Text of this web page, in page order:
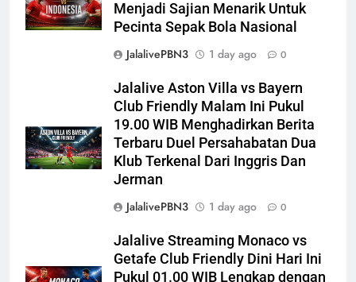
Menjadi Sajian Menarik Untuk
Pecinta Sepak Bola Nasional
JalalivePBN3
1 day ago 0
Jalalive Aston Villa vs Bayern
Club Friendly Malam Ini Pukul
19.00 WIB Menghadirkan Berita
Terbaru Duel Persahabatan Dua
Klub Terkenal Dari Inggris Dan
Jerman
JalalivePBN3
1 day ago 0
Jalalive Streaming Monaco vs
Getafe Club Friendly Dini Hari Ini
Pukul 01.00 WIB Lengkap dengan